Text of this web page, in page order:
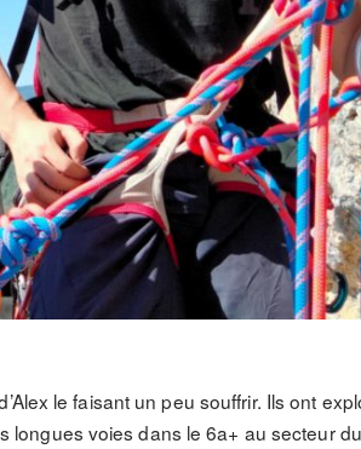
le faisant un peu souffrir. Ils ont
longues voies dans le 6a+ au secteur